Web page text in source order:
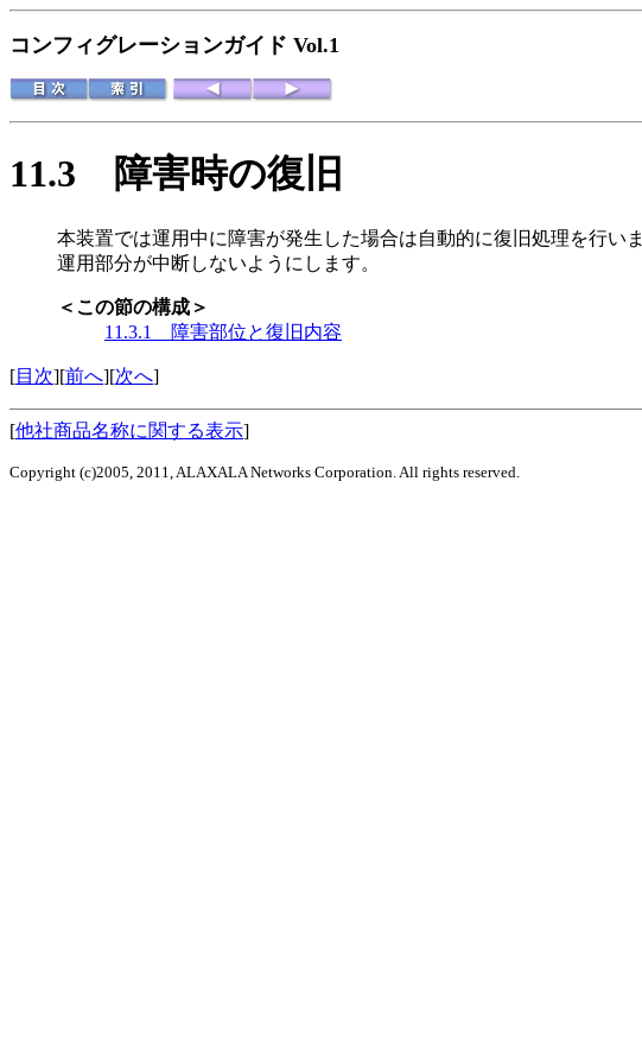
コンフィグレーションガイド Vol.1
11.3 障害時の復旧
本装置では運用中に障害が発生した場合は自動的に復旧処理を行
運用部分が中断しないようにします。
＜この節の構成＞
11.3.1 障害部位と復旧内容
[目次][前へ][次へ]
[他社商品名称に関する表示]
Copyright (c)2005, 2011, ALAXALA Networks Corporation. All rights reserved.